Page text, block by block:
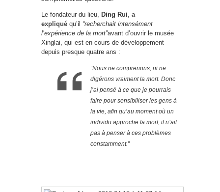
Le fondateur du lieu, Ding Rui, a
expliqué qu’il “recherchait intensément
l’expérience de la mort”avant d’ouvrir le musée
Xinglai, qui est en cours de développement
depuis presque quatre ans :
“Nous ne comprenons, ni ne
digérons vraiment la mort. Donc
j’ai pensé à ce que je pourrais
faire pour sensibiliser les gens à
la vie, afin qu’au moment où un
individu approche la mort, il n’ait
pas à penser à ces problèmes
constamment.”